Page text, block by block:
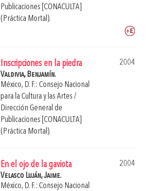
Publicaciones [CONACULTA]
(Práctica Mortal).
Inscripciones en la piedra
2004
Valdivia, Benjamín.
México, D. F.: Consejo Nacional
para la Cultura y las Artes /
Dirección General de
Publicaciones [CONACULTA]
(Práctica Mortal).
En el ojo de la gaviota
2004
Velasco Luján, Jaime.
México, D. F.: Consejo Nacional